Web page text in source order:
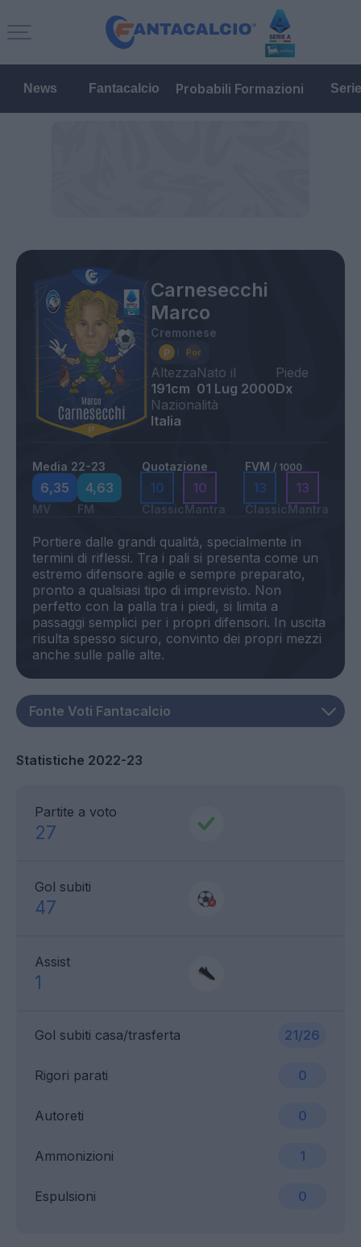
News Fantacalcio Probabili Formazioni
Carnesecchi
Marco
Cremonese
Altezza
191cm
Nato il
01 Lug 2000
Piede
Dx
Nazionalità
Italia
Media 22-23
6,35
MV
4,63
FM
Quotazione
10
Classic
10
Mantra
FVM / 1000
13
Classic
13
Mantra
Portiere dalle grandi qualità, specialmente in
termini di riflessi. Tra i pali si presenta come un
estremo difensore agile e sempre preparato,
pronto a qualsiasi tipo di imprevisto. Non
perfetto con la palla tra i piedi, si limita a
passaggi semplici per i propri difensori. In uscita
risulta spesso sicuro, convinto dei propri mezzi
Statistiche 2022-23
Partite a voto
27
Gol subiti
47
Assist
1
Gol subiti casa/trasferta 21/26
Ammonizioni 1
Rigori parati 0
Espulsioni 0
Autoreti 0